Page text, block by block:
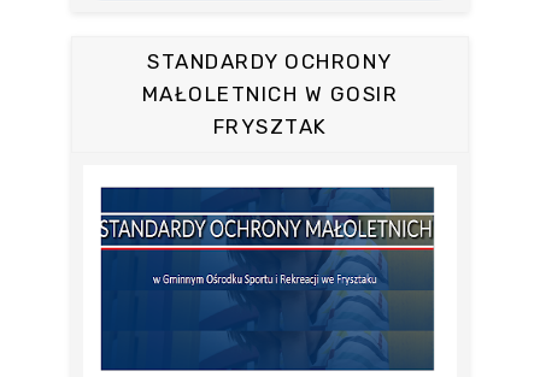
STANDARDY OCHRONY
MAŁOLETNICH W GOSIR
FRYSZTAK